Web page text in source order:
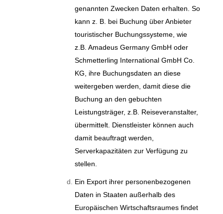
genannten Zwecken Daten erhalten. So
kann z. B. bei Buchung über Anbieter
touristischer Buchungssysteme, wie
z.B. Amadeus Germany GmbH oder
Schmetterling International GmbH Co.
KG, ihre Buchungsdaten an diese
weitergeben werden, damit diese die
Buchung an den gebuchten
Leistungsträger, z.B. Reiseveranstalter,
übermittelt. Dienstleister können auch
damit beauftragt werden,
Serverkapazitäten zur Verfügung zu
stellen.
Ein Export ihrer personenbezogenen
Daten in Staaten außerhalb des
Europäischen Wirtschaftsraumes findet